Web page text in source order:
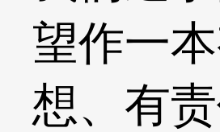
望作一
想、有责